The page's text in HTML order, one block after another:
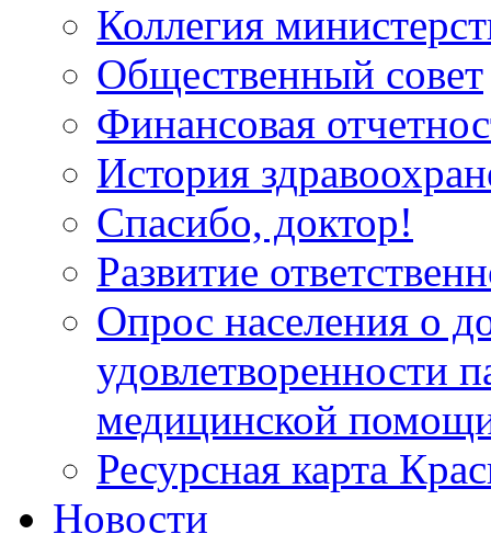
Коллегия
Общественный совет
Финансовая
История
Спасибо, доктор!
Развитие
Опрос населения о
удовлетворенности
медицинской
Ресурсная карта
Новости